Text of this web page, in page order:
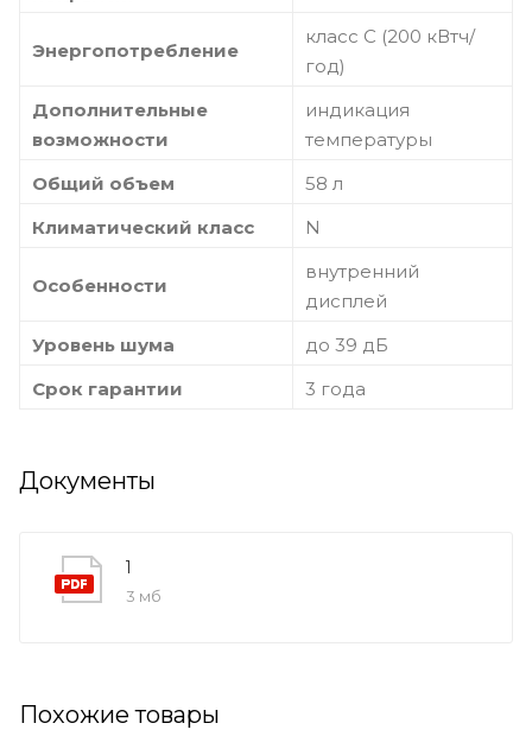
Энергопотребление
класс C (200 кВтч/
год)
Дополнительные
возможности
индикация
температуры
Общий объем
58 л
Климатический класс
N
Особенности
внутренний
дисплей
Уровень шума
до 39 дБ
Срок гарантии
3 года
Документы
1
3 мб
Похожие товары